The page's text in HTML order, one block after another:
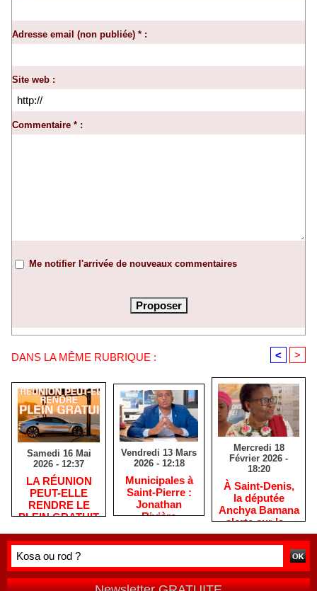
Adresse email (non publiée) * :
Site web :
Commentaire * :
Me notifier l'arrivée de nouveaux commentaires
DANS LA MÊME RUBRIQUE : < >
Samedi 16 Mai
2026 - 12:37
​LA RÉUNION
PEUT-ELLE
RENDRE LE
PLEIN GRATUIT
Vendredi 13 Mars
2026 - 12:18
​Municipales à
Saint-Pierre :
Jonathan
Rivière
habitants après
de terrain
Mercredi 18
Février 2026 -
18:20
​À Saint-Denis,
la députée
Anchya Bamana
alerte sur la «
double peine »
vécue par